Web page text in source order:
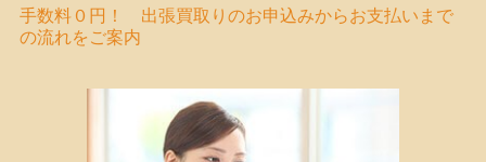
手数料０円！ 出張買取りのお申込みからお支払いまで
の流れをご案内